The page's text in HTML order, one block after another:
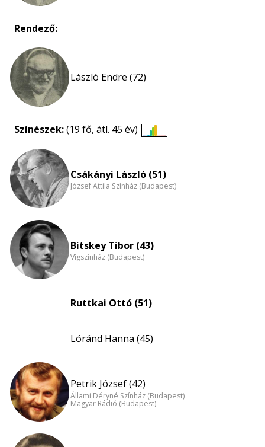
Rendező:
László Endre (72)
Színészek:(19 fő, átl. 45 év)
nagyítása
Csákányi László (51)
József Attila Színház (Budapest)
Bitskey Tibor (43)
Vígszínház (Budapest)
Ruttkai Ottó (51)
Lóránd Hanna (45)
Petrik József (42)
Állami Déryné Színház (Budapest)
Magyar Rádió (Budapest)